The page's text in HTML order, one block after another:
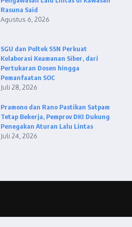
Rasuna Said
Agustus 6, 2026
SGU dan Poltek SSN Perkuat
Kolaborasi Keamanan Siber, dari
Pertukaran Dosen hingga
Pemanfaatan SOC
Juli 28, 2026
Pramono dan Rano Pastikan Satpam
Tetap Bekerja, Pemprov DKI Dukung
Penegakan Aturan Lalu Lintas
Juli 24, 2026